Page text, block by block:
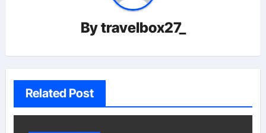
Bytravelbox27_
Related Post